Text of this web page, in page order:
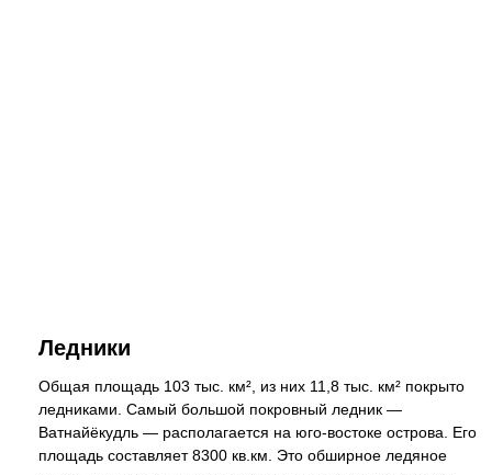
Ледники
Общая площадь 103 тыс. км², из них 11,8 тыс. км² покрыто
ледниками. Самый большой покровный ледник —
Ватнайёкудль — располагается на юго-востоке острова. Его
площадь составляет 8300 кв.км. Это обширное ледяное